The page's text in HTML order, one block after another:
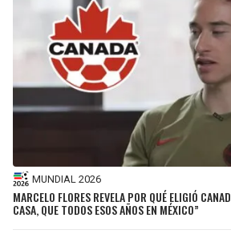
MUNDIAL 2026
MARCELO FLORES REVELA POR QUÉ ELIGIÓ
CASA, QUE TODOS ESOS AÑOS EN MÉXICO”